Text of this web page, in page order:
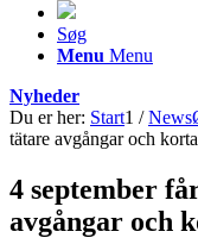
Søg
Menu Menu
Nyheder
Du er her: Start1 /
tätare avgångar och
4 september
avgångar och